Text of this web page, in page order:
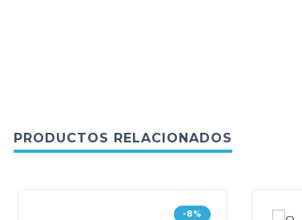
PRODUCTOS RELACIONADOS
-8%